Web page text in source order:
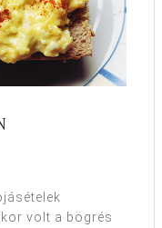
volt a bögrés